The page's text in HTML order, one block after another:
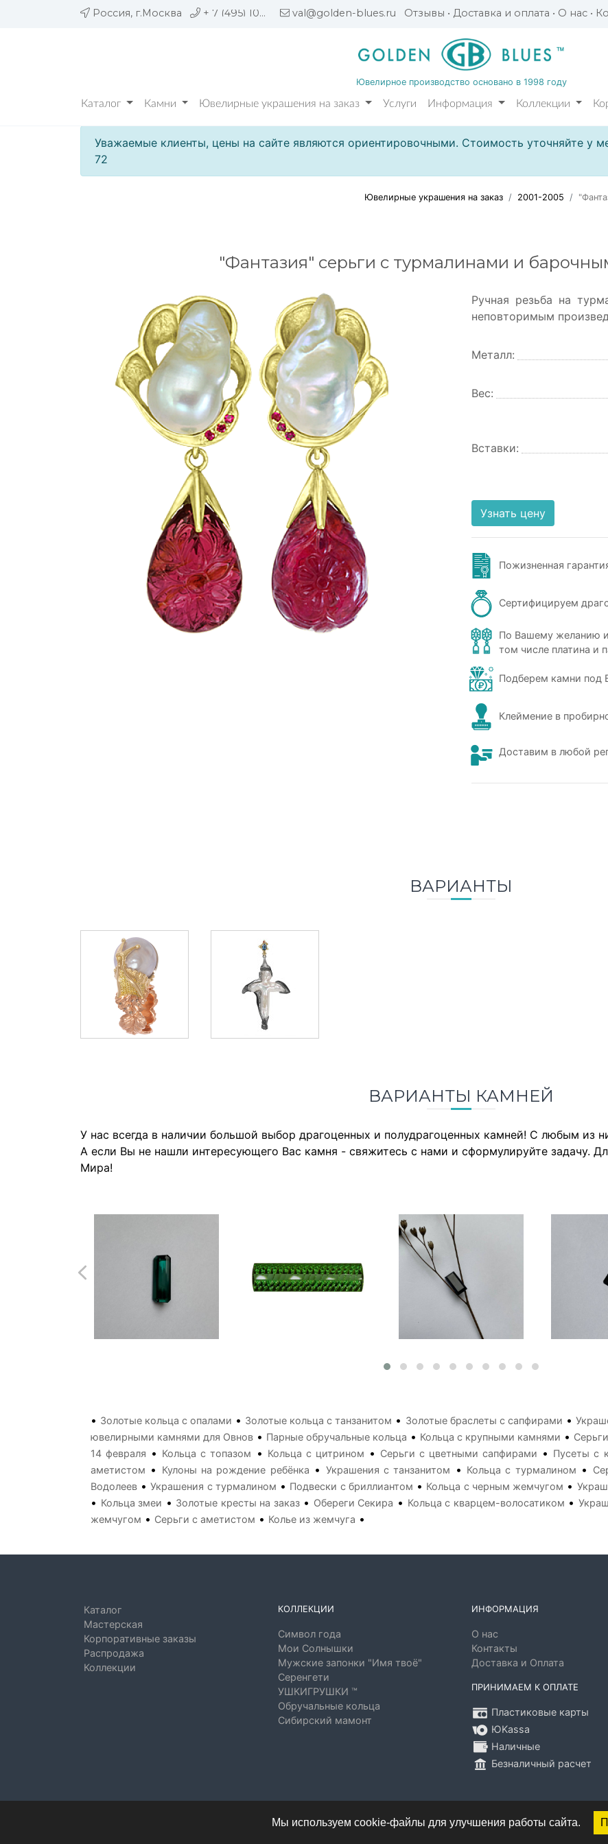
Россия, г.Москва + 7 (495) 109 05 72 val@golden-blues.ru Отзывы • Доставка и оплата • О нас •
Ювелирное производство основано в 1998 году
Каталог Камни Ювелирные украшения на заказ Услуги Информация Коллекции
Уважаемые клиенты, цены на сайте являются ориентировочными. Стоимость уточняйте у
72
Ювелирные украшения на заказ 2001-2005
"Фантазия" серьги с турмалинами и
Ручная резьба на
неповторимым
Металл:
Вес:
Вставки:
Узнать цену
Пожизненная
Сертифицируем
По Вашему желанию
том числе платина и
Подберем камни под
Клеймение в
Доставим в любой
ВАРИАНТЫ
ВАРИАНТЫ КАМНЕЙ
У нас всегда в наличии большой выбор драгоценных и полудрагоценных камней! С любым из
А если Вы не нашли интересующего Вас камня - свяжитесь с нами и сформулируйте задачу.
Мира!
• Золотые кольца с опалами • Золотые кольца с танзанитом • Золотые браслеты с сапфирами •
ювелирными камнями для Овнов • Парные обручальные кольца • Кольца с крупными камнями •
14 февраля • Кольца с топазом • Кольца с цитрином • Серьги с цветными сапфирами • Пусеты с
аметистом • Кулоны на рождение ребёнка • Украшения с танзанитом • Кольца с турмалином •
Водолеев •Украшения с турмалином • Подвески с бриллиантом • Кольца с черным жемчугом •
• Кольца змеи • Золотые кресты на заказ• Обереги Секира • Кольца с кварцем-волосатиком •
жемчугом • Серьги с аметистом • Колье из жемчуга •
Каталог
Мастерская
Корпоративные заказы
Распродажа
Коллекции
КОЛЛЕКЦИИ
Символ года
Мои Солнышки
Мужские запонки "Имя твоё"
Серенгети
УШКИГРУШКИ ™
Обручальные кольца
Сибирский мамонт
ИНФОРМАЦИЯ
О нас
Контакты
Доставка и Оплата
ПРИНИМАЕМ К ОПЛАТЕ
Пластиковые карты
ЮKassa
Наличные
Безналичный расчет
Мы используем cookie-файлы для улучшения работы сайта.